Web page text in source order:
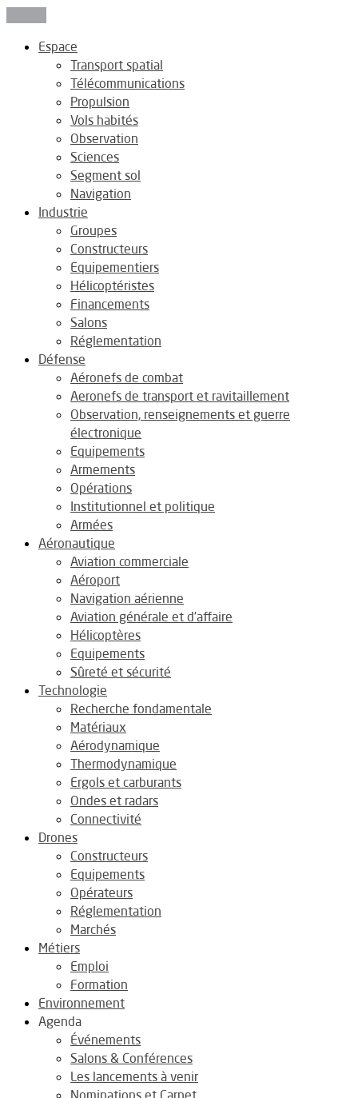
Espace
Transport spatial
Télécommunications
Propulsion
Vols habités
Observation
Sciences
Segment sol
Navigation
Industrie
Groupes
Constructeurs
Equipementiers
Hélicoptéristes
Financements
Salons
Réglementation
Défense
Aéronefs de combat
Aeronefs de transport et ravitaillement
Observation, renseignements et guerre
électronique
Equipements
Armements
Opérations
Institutionnel et politique
Armées
Aéronautique
Aviation commerciale
Aéroport
Navigation aérienne
Aviation générale et d’affaire
Hélicoptères
Equipements
Sûreté et sécurité
Technologie
Recherche fondamentale
Matériaux
Aérodynamique
Thermodynamique
Ergols et carburants
Ondes et radars
Connectivité
Drones
Constructeurs
Equipements
Opérateurs
Réglementation
Marchés
Métiers
Emploi
Formation
Environnement
Agenda
Événements
Salons & Conférences
Les lancements à venir
Nominations et Carnet